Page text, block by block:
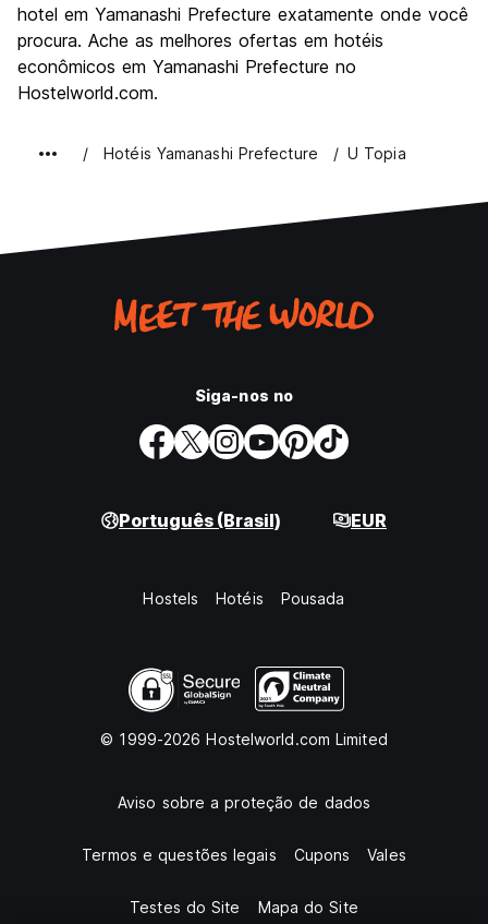
hotel em Yamanashi Prefecture exatamente onde você
procura. Ache as melhores ofertas em hotéis
econômicos em Yamanashi Prefecture no
Hostelworld.com.
Hotéis Yamanashi Prefecture U Topia
Siga-nos no
Português (Brasil) EUR
Hostels Hotéis Pousada
© 1999-2026 Hostelworld.com Limited
Aviso sobre a proteção de dados
Termos e questões legais Cupons Vales
Testes do Site Mapa do Site